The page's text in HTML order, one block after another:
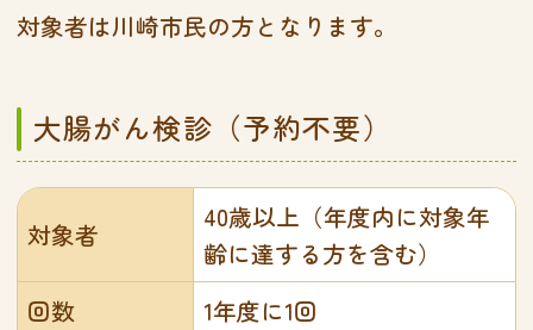
対象者は川崎市民の方となります。
大腸がん検診（予約不要）
対象者
40歳以上（年度内に対象年
齢に達する方を含む）
回数
1年度に1回